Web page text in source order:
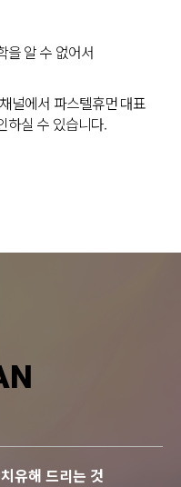
을 알 수 없어서
널에서 파스텔휴먼 대표
하실 수 있습니다.
유해 드리는 것